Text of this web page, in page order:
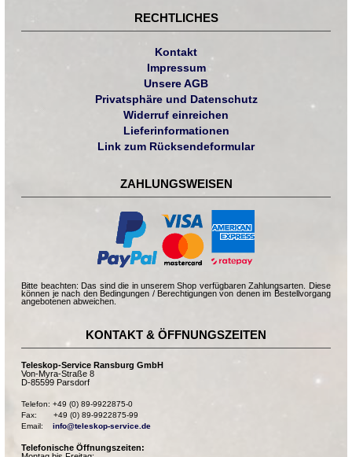
RECHTLICHES
Kontakt
Impressum
Unsere AGB
Privatsphäre und Datenschutz
Widerruf einreichen
Lieferinformationen
Link zum Rücksendeformular
ZAHLUNGSWEISEN
Bitte beachten: Das sind die in unserem Shop verfügbaren Zahlungsarten. Diese
können je nach den Bedingungen / Berechtigungen von denen im Bestellvorgang
angebotenen abweichen.
KONTAKT & ÖFFNUNGSZEITEN
Teleskop-Service Ransburg GmbH
Von-Myra-Straße 8
D-85599 Parsdorf
Telefon: +49 (0) 89-9922875-0
Fax:       +49 (0) 89-9922875-99
Email: info@teleskop-service.de
Telefonische Öffnungszeiten: